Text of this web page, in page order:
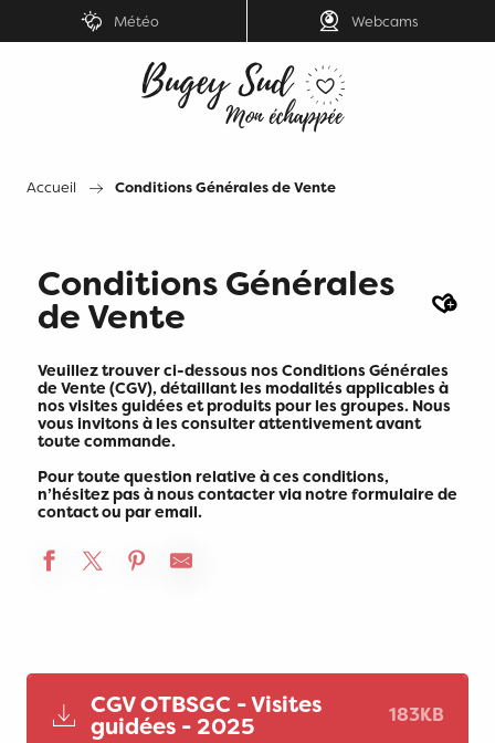
au
Météo Webcams
Accueil Conditions Générales de Vente
Conditions Générales
de Vente
Veuillez trouver ci-dessous nos Conditions Générales
de Vente (CGV), détaillant les modalités applicables à
nos visites guidées et produits pour les groupes. Nous
vous invitons à les consulter attentivement avant
toute commande.
Pour toute question relative à ces conditions,
n’hésitez pas à nous contacter via notre formulaire de
contact ou par email.
CGV OTBSGC - Visites
guidées - 2025 183KB